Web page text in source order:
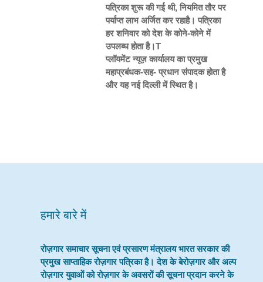
पत्रिका शुरू की गई थी, नियमित तौर पर
पर्याप्त लाभ अर्जित कर रहाहै। पत्रिका
हर शनिवार को देश के कोने-कोने में
उपलब्ध होता है।T
प्लॉयमेंट न्यूज़ कार्यालय का प्रमुख
महाप्रबंधक-सह- प्रधान संपादक होता है
और यह नई दिल्ली में स्थित है।
हमारे बारे में
रोज़गार समाचार सूचना एवं प्रसारण मंत्रालय भारत सरकार की
प्रमुख साप्ताहिक रोज़गार पत्रिका है। देश के बेरोज़गार और अल्प
रोज़गार युवाओं को रोज़गार के अवसरों की सूचना प्रदान करने के